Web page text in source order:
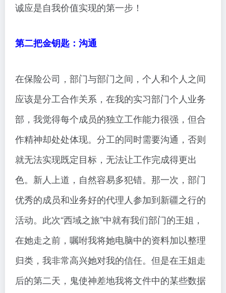
诚应是自我价值实现的第一步！
第二把金钥匙：沟通
在保险公司，部门与部门之间，个人和个人之间
应该是分工合作关系，在我的实习部门个人业务
部，我觉得每个成员的独立工作能力很强，但合
作精神却处处体现。分工的同时需要沟通，否则
就无法实现既定目标，无法让工作完成得更出
色。新人上道，自然容易多犯错。那一次，部门
优秀的成员和业务好的代理人参加到新疆之行的
活动。此次“西域之旅”中就有我们部门的王姐，
在她走之前，嘱咐我将她电脑中的资料加以整理
归类，我非常高兴她对我的信任。但是在王姐走
后的第二天，鬼使神差地我将文件中的某些数据